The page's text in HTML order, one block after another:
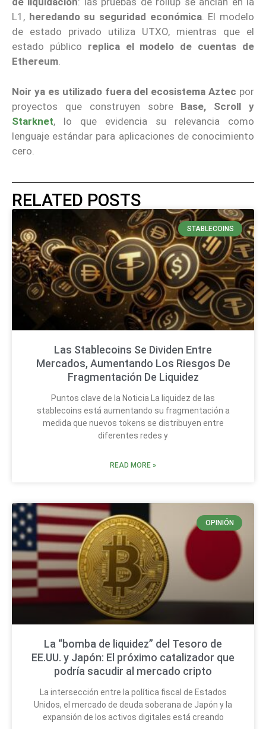
L1, heredando su seguridad económica. El modelo
de estado privado utiliza UTXO, mientras que el
estado público replica el modelo de cuentas de
Ethereum.
Noir ya es utilizado fuera del ecosistema Aztec por
proyectos que construyen sobre Base, Scroll y
Starknet, lo que evidencia su relevancia como
lenguaje estándar para aplicaciones de conocimiento
cero.
RELATED POSTS
STABLECOINS
Las Stablecoins Se Dividen Entre
Mercados, Aumentando Los Riesgos De
Fragmentación De Liquidez
Puntos clave de la Noticia La liquidez de las
stablecoins está aumentando su fragmentación a
medida que nuevos tokens se distribuyen entre
diferentes redes y
READ MORE »
OPINIÓN
La “bomba de liquidez” del Tesoro de
EE.UU. y Japón: El próximo catalizador que
podría sacudir al mercado cripto
La intersección entre la política fiscal de Estados
Unidos, el mercado de deuda soberana de Japón y la
expansión de los activos digitales está creando